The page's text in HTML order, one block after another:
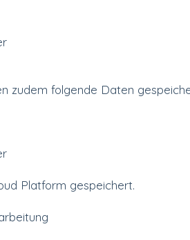
zudem folgende Daten
Platform gespeichert.